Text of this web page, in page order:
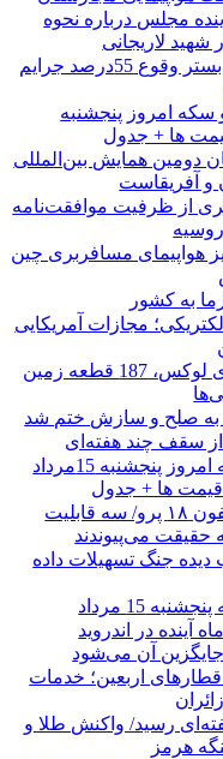
مجلس درباره نحوه
لاریجانی
هوش مصنوعی، بستر وقوع 55درصد جرایم
سکه امروز پنجشنبه
دومین همایش بین‌المللی
و آفریقاست
از ظرفیت موافقت‌نامه
روسیه
هواپیمای مسافربری چین
به کشور
مجازات آمریکایی
توقیف 86خودروی لوکس، 187 قطعه زمین
از سقف چند هفته‌ای
قیمت طلا و سکه امروز پنجشنبه 15مرداد
تحول بزرگ در آیفون ۱۸ پرو/ سه قابلیت
حقیقت می‌پیوندند
دیده جنگ تسهیلات داده
15 مرداد
آینده در اندروید
آن می‌شود
اربعین؛ خدمات
رسید/ واکنش طلا و
هرمز